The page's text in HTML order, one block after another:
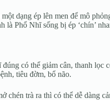
dạng ép lên men để mô
Phổ Nhĩ sống bị ép ‘chín’
có thể giảm cân, thanh lọc
tiêu đờm, bổ não.
chén trà ra thì có thể dễ dàng